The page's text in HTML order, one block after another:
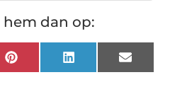
hem dan op:
Pinterest LinkedIn Email